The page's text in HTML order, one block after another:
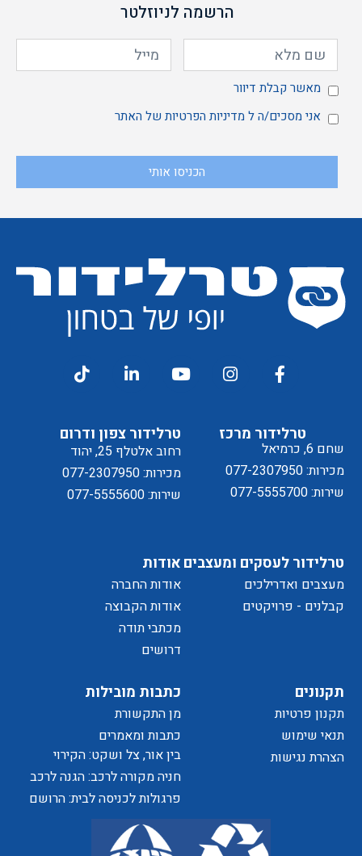
הרשמה לניוזלטר
מאשר
קבלת
דיוור
מאשר קבלת דיוור
אני
ל
של
האתר
אני מסכים/ה ל מדיניות הפרטיות של האתר
הכניסו אותי
טרלידור מרכז
שחם 6, כרמיאל
מכירות: 077-2307950
שירות: 077-5555700
תקנונים
תקנון פרטיות
תנאי שימוש
הצהרת נגישות
כתבות מובילות
מן התקשורת
כתבות ומאמרים
בין אור, צל ושקט: הקירוי
כאלמנט מעצב בחוויית המרחב
חניה מקורה לרכב: הגנה לרכב
ושדרוג לבית
פרגולות לכניסה לבית: הרושם
טרלידור צפון ודרום
רחוב אלטלף 25, יהוד
מכירות: 077-2307950
שירות: 077-5555600
אודות
אודות החברה
אודות הקבוצה
מכתבי תודה
דרושים
טרלידור לעסקים ומעצבים
מעצבים ואדרילכים
קבלנים - פרויקטים